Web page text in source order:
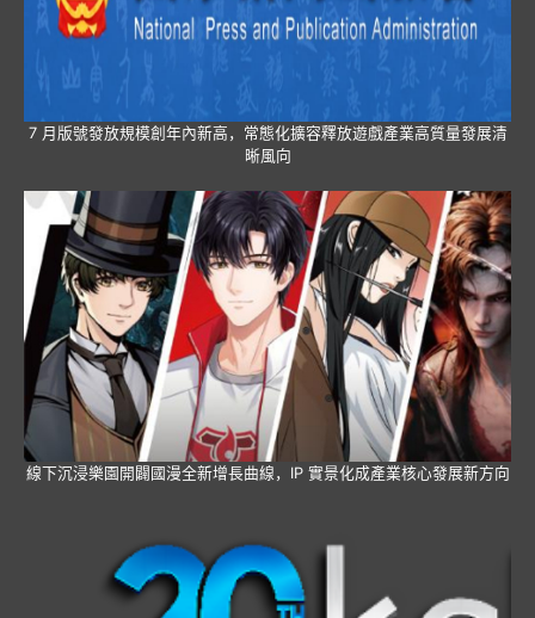
7 月版號發放規模創年內新高，常態化擴容釋放遊戲產業高質量發展清
晰風向
線下沉浸樂園開闢國漫全新增長曲線，IP 實景化成產業核心發展新方向